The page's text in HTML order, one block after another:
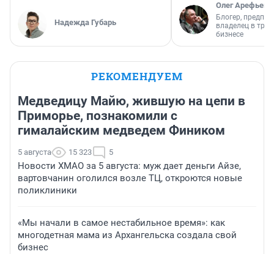
Надежда Губарь
Олег Арефьев
Блогер,
владелец в
бизнесе
РЕКОМЕНДУЕМ
Медведицу Майю, жившую на цепи в
Приморье, познакомили с
гималайским медведем Фиником
5 августа 15 323 5
Новости ХМАО за 5 августа: муж дает деньги Айзе,
вартовчанин оголился возле ТЦ, откроются новые
поликлиники
«Мы начали в самое нестабильное время»: как
многодетная мама из Архангельска создала свой
бизнес